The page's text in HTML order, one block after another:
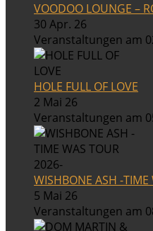
VOODOO LOUNGE –
30 Apr. 26
Veranstaltungen am
HOLE FULL OF LOVE
2 Mai 26
Veranstaltungen am
WISHBONE ASH -
5 Mai 26
Veranstaltungen am